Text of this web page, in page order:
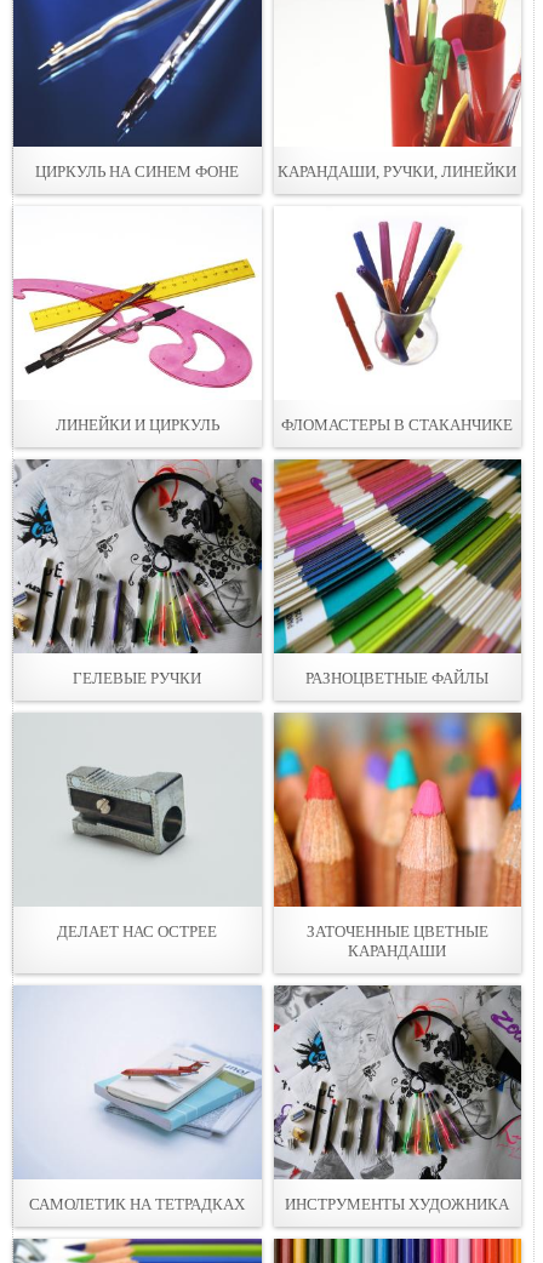
ЦИРКУЛЬ НА СИНЕМ ФОНЕ КАРАНДАШИ, РУЧКИ, ЛИНЕЙКИ
ЛИНЕЙКИ И ЦИРКУЛЬ ФЛОМАСТЕРЫ В СТАКАНЧИКЕ
ГЕЛЕВЫЕ РУЧКИ РАЗНОЦВЕТНЫЕ ФАЙЛЫ
ДЕЛАЕТ НАС ОСТРЕЕ
ЗАТОЧЕННЫЕ ЦВЕТНЫЕ
КАРАНДАШИ
САМОЛЕТИК НА ТЕТРАДКАХ ИНСТРУМЕНТЫ ХУДОЖНИКА